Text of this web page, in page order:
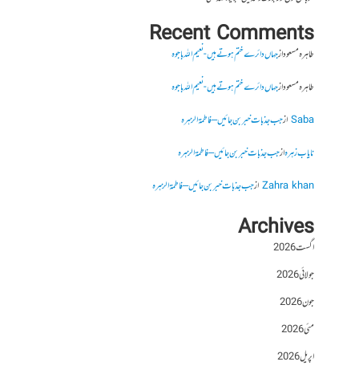
Recent Comments
طاہرہ مسعودازجہاں دائرے ختم ہوتے ہیں- نعیم اللہ باجوہ
طاہرہ مسعودازجہاں دائرے ختم ہوتے ہیں- نعیم اللہ باجوہ
Sabaازجب جذبات خبر بن جائیں – فاطمۃالزہرہ
نایاب زہرہازجب جذبات خبر بن جائیں – فاطمۃالزہرہ
Zahra khanازجب جذبات خبر بن جائیں – فاطمۃالزہرہ
Archives
اگست 2026
جولائی 2026
جون 2026
مئی 2026
اپریل 2026